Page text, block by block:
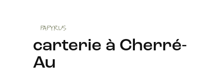
PAPYRUS
carterie à Cherré-
Au